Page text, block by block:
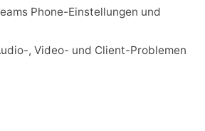
Phone-Einstellungen und
, Video- und Client-Problemen